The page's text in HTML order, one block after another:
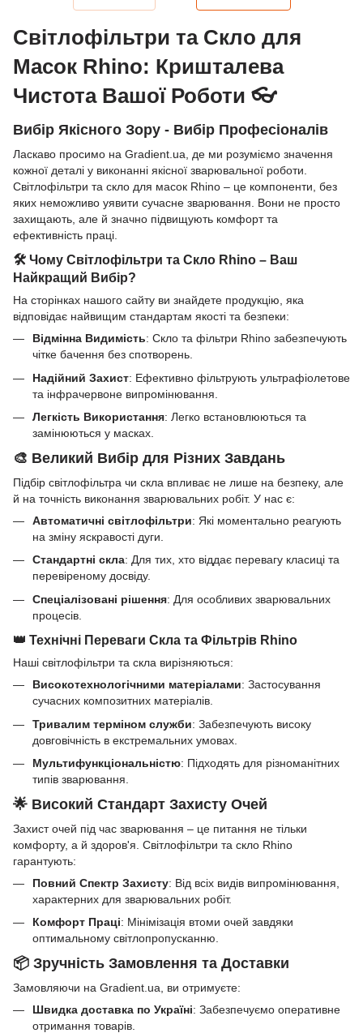
Світлофільтри та Скло для
Масок Rhino: Кришталева
Чистота Вашої Роботи 👓
Вибір Якісного Зору - Вибір Професіоналів
Ласкаво просимо на Gradient.ua, де ми розуміємо значення
кожної деталі у виконанні якісної зварювальної роботи.
Світлофільтри та скло для масок Rhino – це компоненти, без
яких неможливо уявити сучасне зварювання. Вони не просто
захищають, але й значно підвищують комфорт та
ефективність праці.
🛠 Чому Світлофільтри та Скло Rhino – Ваш
Найкращий Вибір?
На сторінках нашого сайту ви знайдете продукцію, яка
відповідає найвищим стандартам якості та безпеки:
Відмінна Видимість: Скло та фільтри Rhino забезпечують
чітке бачення без спотворень.
Надійний Захист: Ефективно фільтрують ультрафіолетове
та інфрачервоне випромінювання.
Легкість Використання: Легко встановлюються та
замінюються у масках.
🎨 Великий Вибір для Різних Завдань
Підбір світлофільтра чи скла впливає не лише на безпеку, але
й на точність виконання зварювальних робіт. У нас є:
Автоматичні світлофільтри: Які моментально реагують
на зміну яскравості дуги.
Стандартні скла: Для тих, хто віддає перевагу класиці та
перевіреному досвіду.
Спеціалізовані рішення: Для особливих зварювальних
процесів.
👑 Технічні Переваги Скла та Фільтрів Rhino
Наші світлофільтри та скла вирізняються:
Високотехнологічними матеріалами: Застосування
сучасних композитних матеріалів.
Тривалим терміном служби: Забезпечують високу
довговічність в екстремальних умовах.
Мультифункціональністю: Підходять для різноманітних
типів зварювання.
🌟 Високий Стандарт Захисту Очей
Захист очей під час зварювання – це питання не тільки
комфорту, а й здоров'я. Світлофільтри та скло Rhino
гарантують:
Повний Спектр Захисту: Від всіх видів випромінювання,
характерних для зварювальних робіт.
Комфорт Праці: Мінімізація втоми очей завдяки
оптимальному світлопропусканню.
📦 Зручність Замовлення та Доставки
Замовляючи на Gradient.ua, ви отримуєте:
Швидка доставка по Україні: Забезпечуємо оперативне
отримання товарів.